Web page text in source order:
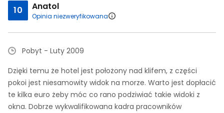
10 Anatol
Opinia niezweryfikowana
Pobyt - Luty 2009
Dzięki temu że hotel jest położony nad klifem, z części
pokoi jest niesamowity widok na morze. Warto jest dopłacić
te kilka euro żeby móc co rano podziwiać takie widoki z
okna. Dobrze wykwalifikowana kadra pracowników